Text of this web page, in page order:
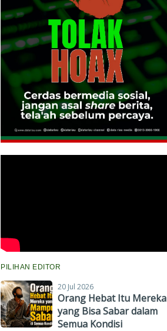
PILIHAN EDITOR
20 Jul 2026
Orang Hebat Itu Mereka
yang Bisa Sabar dalam
Semua Kondisi